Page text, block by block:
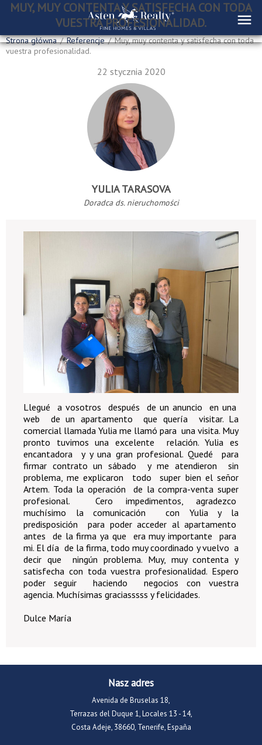
Strona główna / Referencje / Muy, muy contenta y satisfecha con toda
vuestra profesionalidad.
22 stycznia 2020
YULIA TARASOVA
Doradca ds. nieruchomości
MUY, MUY CONTENTA Y SATISFECHA CON TODA
VUESTRA PROFESIONALIDAD.
Llegué a vosotros después de un anuncio en una
web de un apartamento que quería visitar. La
comercial llamada Yulia me llamó para una visita. Muy
pronto tuvimos una excelente relación. Yulia es
encantadora y y una gran profesional. Quedé para
firmar contrato un sábado y me atendieron sin
problema, me explicaron todo super bien el señor
Artem. Toda la operación de la compra-venta super
profesional. Cero impedimentos, agradezco
muchísimo la comunicación con Yulia y la
predisposición para poder acceder al apartamento
antes de la firma ya que era muy importante para
mi. El día de la firma, todo muy coordinado y vuelvo a
decir que ningún problema. Muy, muy contenta y
satisfecha con toda vuestra profesionalidad. Espero
poder seguir haciendo negocios con vuestra
agencia. Muchísimas graciasssss y felicidades.
Dulce María
Nasz adres
Avenida de Bruselas 18,
Terrazas del Duque 1, Locales 13 - 14,
Costa Adeje, 38660, Tenerife, España